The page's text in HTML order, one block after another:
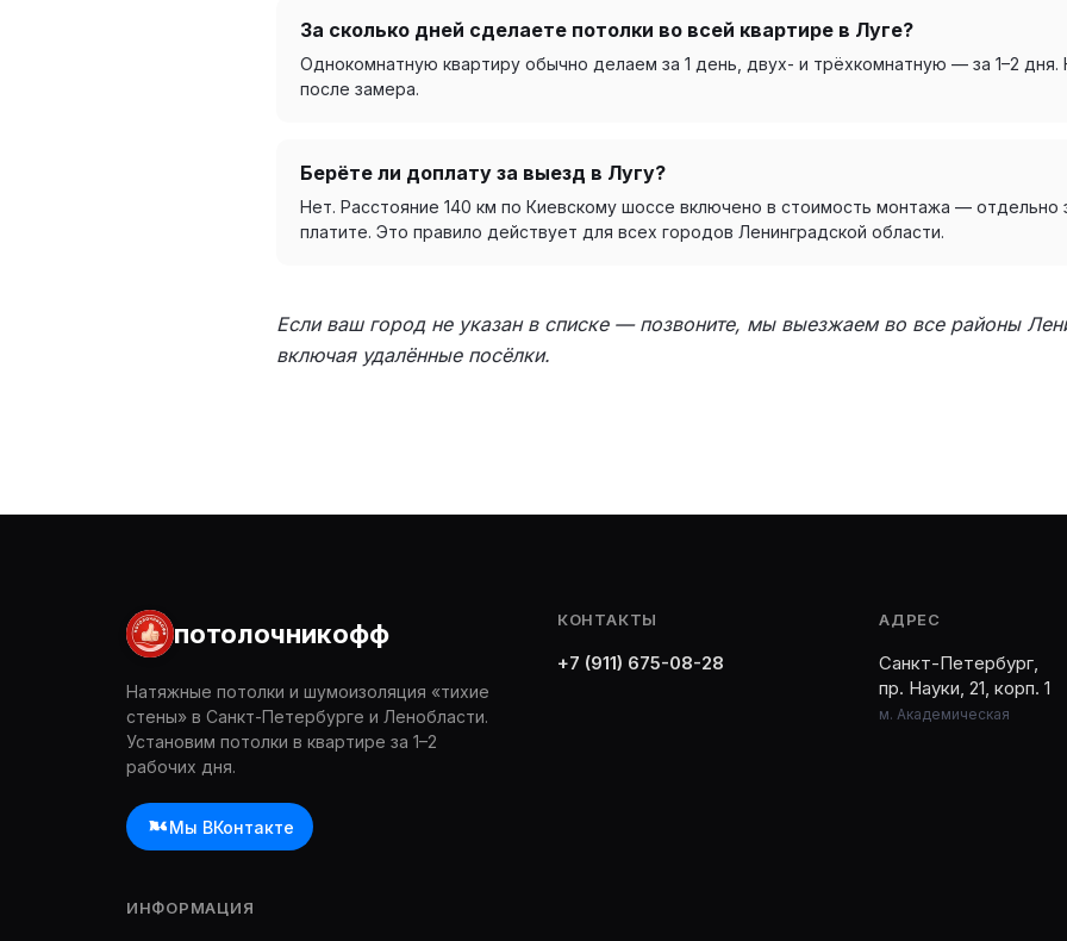
За сколько дней сделаете потолки во всей квартире в Луге?
Однокомнатную квартиру обычно делаем за 1 день, двух- и трёхкомнатную — за 1–2 дня.
после замера.
Берёте ли доплату за выезд в Лугу?
Нет. Расстояние 140 км по Киевскому шоссе включено в стоимость монтажа — отдельно
платите. Это правило действует для всех городов Ленинградской области.
Если ваш город не указан в списке — позвоните, мы выезжаем во все районы
включая удалённые посёлки.
потолочникофф
Натяжные потолки и шумоизоляция «тихие
стены» в Санкт-Петербурге и Ленобласти.
Установим потолки в квартире за 1–2
рабочих дня.
Мы ВКонтакте
КОНТАКТЫ
+7 (911) 675-08-28
АДРЕС
Санкт-Петербург,
пр. Науки, 21, корп. 1
м. Академическая
ИНФОРМАЦИЯ